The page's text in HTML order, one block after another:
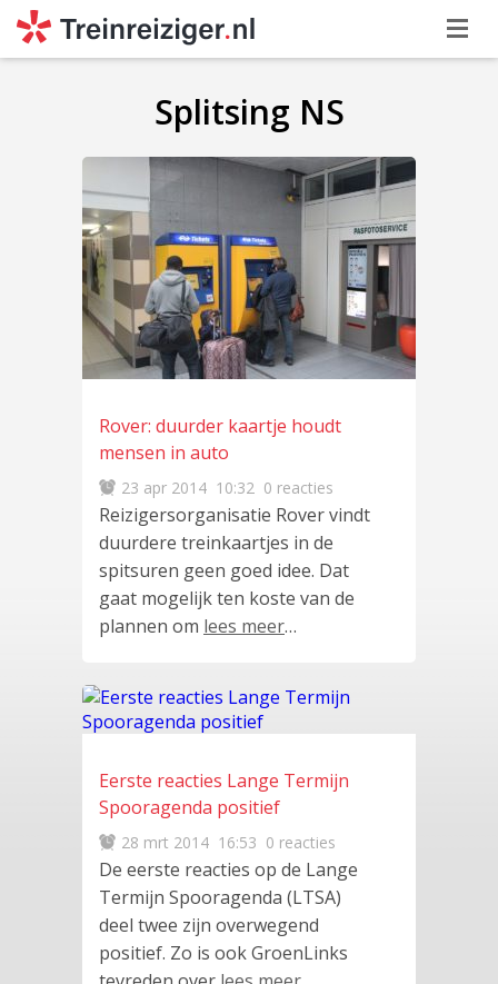
Splitsing NS
Rover: duurder kaartje houdt
mensen in auto
23 apr 2014 10:32 0 reacties
Reizigersorganisatie Rover vindt
duurdere treinkaartjes in de
spitsuren geen goed idee. Dat
gaat mogelijk ten koste van de
plannen om lees meer…
Eerste reacties Lange Termijn
Spooragenda positief
28 mrt 2014 16:53 0 reacties
De eerste reacties op de Lange
Termijn Spooragenda (LTSA)
deel twee zijn overwegend
positief. Zo is ook GroenLinks